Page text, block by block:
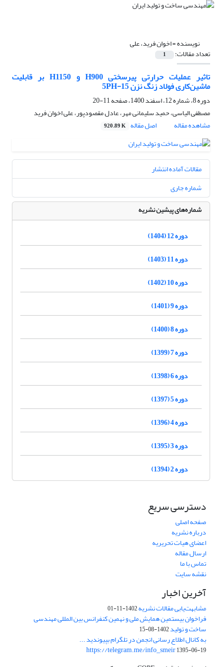
نویسنده =اخوان فرید، علی
تعداد مقالات: 1
تاثیر عملیات حرارتی پیرسختی H900 و H1150 بر قابلیت
ماشین‌کاری فولاد زنگ نزن 15-5PH
دوره 8، شماره 12، اسفند 1400، صفحه
11-20
مصطفی الیاسی، حمید سلیمانی مهر، عادل مقصودپور، علی اخوان فرید
مشاهده مقاله
اصل مقاله 920.89 K
مقالات آماده انتشار
شماره جاری
شماره‌های پیشین نشریه
دوره 12 (1404)
دوره 11 (1403)
دوره 10 (1402)
دوره 9 (1401)
دوره 8 (1400)
دوره 7 (1399)
دوره 6 (1398)
دوره 5 (1397)
دوره 4 (1396)
دوره 3 (1395)
دوره 2 (1394)
دسترسی سریع
صفحه اصلی
درباره نشریه
اعضای هیات تحریریه
ارسال مقاله
تماس با ما
نقشه سایت
آخرین اخبار
مشابهت‌یابی مقالات نشریه1402-11-01
فراخوان بیستمین همایش ملی و نهمین کنفرانس بین المللی مهندسی
ساخت و تولید1402-08-15
به کانال اطلاع رسانی انجمن در تلگرام بپیوندید ...
https://telegram.me/info_smeir1395-06-19